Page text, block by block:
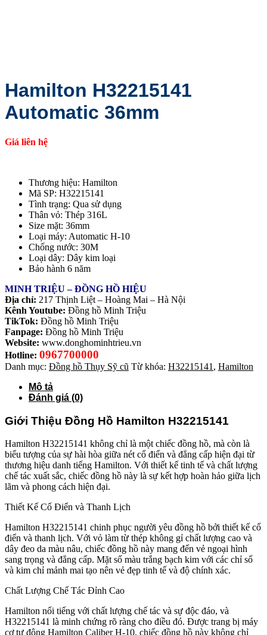
Hamilton H32215141
Automatic 36mm
Giá liên hệ
Thương hiệu: Hamilton
Mã SP: H32215141
Tình trạng: Qua sử dụng
Thân vỏ: Thép 316L
Size mặt: 36mm
Loại máy: Automatic H-10
Chống nước: 30M
Loại dây: Dây kim loại
Bảo hành 6 năm
MINH TRIỆU – ĐỒNG HỒ HIỆU
Địa chỉ: 217 Thịnh Liệt – Hoàng Mai – Hà Nội
Kênh Youtube: Đồng hồ Minh Triệu
TikTok: Đồng hồ Minh Triệu
Fanpage: Đồng hồ Minh Triệu
Website: www.donghominhtrieu.vn
Hotline: 0967700000
Danh mục: Đồng hồ Thụy Sỹ cũ Từ khóa: H32215141 , Hamilton
Mô tả
Đánh giá (0)
Giới Thiệu Đồng Hồ Hamilton H32215141
Hamilton H32215141 không chỉ là một chiếc đồng hồ, mà còn là
biểu tượng của sự hài hòa giữa nét cổ điển và đẳng cấp hiện đại từ
thương hiệu danh tiếng Hamilton. Với thiết kế tinh tế và chất lượng
chế tác xuất sắc, chiếc đồng hồ này là sự kết hợp hoàn hảo giữa lịch
lãm và phong cách hiện đại.
Thiết Kế Cổ Điển và Thanh Lịch
Hamilton H32215141 chinh phục người yêu đồng hồ bởi thiết kế cổ
điển và thanh lịch. Với vỏ làm từ thép không gỉ chất lượng cao và
dây đeo da màu nâu, chiếc đồng hồ này mang đến vẻ ngoại hình
sang trọng và đẳng cấp. Mặt số màu trắng bạch kim với các chỉ số
và kim chỉ mảnh mai tạo nên vẻ đẹp tinh tế và độ chính xác.
Chất Lượng Chế Tác Đỉnh Cao
Hamilton nổi tiếng với chất lượng chế tác và sự độc đáo, và
H32215141 là minh chứng rõ ràng cho điều đó. Được trang bị máy
cơ tự động Hamilton Caliber H-10, chiếc đồng hồ này không chỉ